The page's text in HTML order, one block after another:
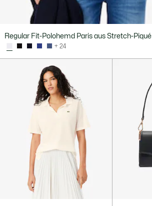
Regular Fit-Polohemd Paris aus Stretch-Piqué
+ 24